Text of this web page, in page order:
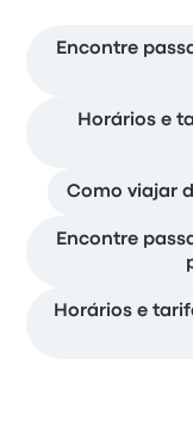
Encontre
Horários e
Como viajar
Encontre
Horários e